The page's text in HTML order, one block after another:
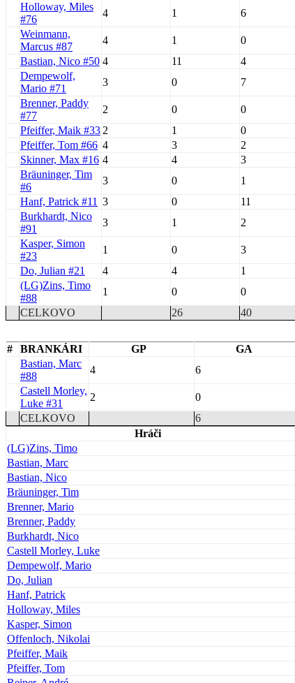
Holloway, Miles
#76
4 1 6
Weinmann,
Marcus #87
4 1 0
Bastian, Nico #50 4 11 4
Dempewolf,
Mario #71
3 0 7
Brenner, Paddy
#77
2 0 0
Pfeiffer, Maik #33 2 1 0
Pfeiffer, Tom #66 4 3 2
Skinner, Max #16 4 4 3
Bräuninger, Tim
#6
3 0 1
Hanf, Patrick #11 3 0 11
Burkhardt, Nico
#91
3 1 2
Kasper, Simon
#23
1 0 3
Do, Julian #21
4 4 1
(LG)Zins, Timo
#88
1 0 0
CELKOVO
26 40
# BRANKÁRI GP GA
Bastian, Marc
#88
4 6
Castell Morley,
Luke #31
2 0
CELKOVO
6
Hráči
(LG)Zins, Timo
Bastian, Marc
Bastian, Nico
Bräuninger, Tim
Brenner, Mario
Brenner, Paddy
Burkhardt, Nico
Castell Morley, Luke
Dempewolf, Mario
Do, Julian
Hanf, Patrick
Holloway, Miles
Kasper, Simon
Offenloch, Nikolai
Pfeiffer, Maik
Pfeiffer, Tom